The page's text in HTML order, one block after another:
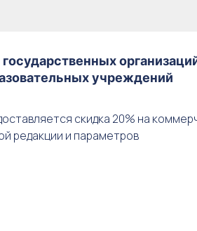
учреждений
скидка 20% на
редакции и параметров